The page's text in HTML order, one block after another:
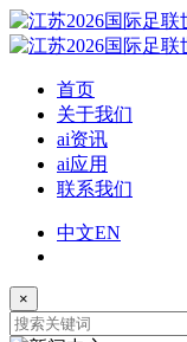
首页
关于我们
ai资讯
ai应用
联系我们
中文EN
×